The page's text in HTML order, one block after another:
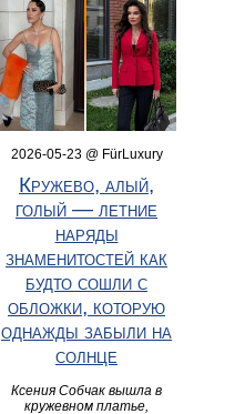
2026-05-23 @ FürLuxury
Кружево, алый,
голый — летние
наряды
знаменитостей как
будто сошли с
обложки, которую
однажды забыли на
солнце
Ксения Собчак вышла в
кружевном платье,